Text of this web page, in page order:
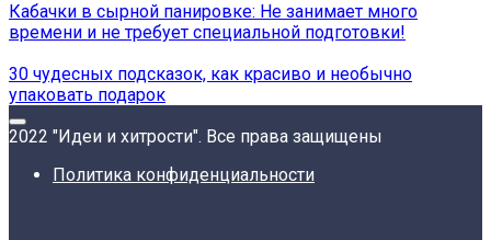
Кабачки в сырной панировке: Не занимает много
времени и не требует специальной подготовки!
30 чудесных подсказок, как красиво и необычно
упаковать подарок
2022 "Идеи и хитрости". Все права защищены
Политика конфиденциальности